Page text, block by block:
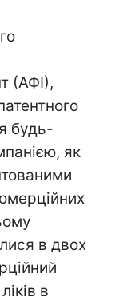
(АФІ),
будь-
як
в двох
в